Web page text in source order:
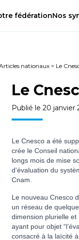
fédérationNos
nationaux > Le
Le
Publié le 20 janvier
Le Cnesco a été
crée le Conseil
longs mois de mise
d’évaluation du
Cnam.
Le nouveau Cnesco
un réseau de
dimension plurielle et
ayant pour objet
consacré à la laïcité